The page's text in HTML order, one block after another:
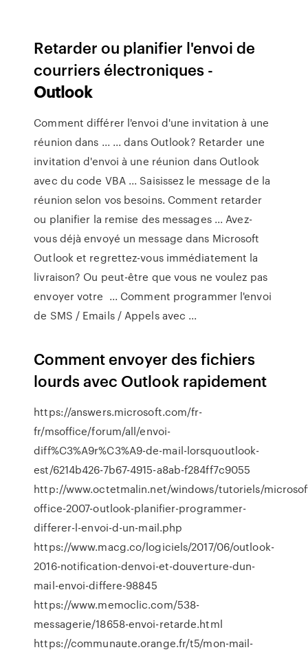
Retarder ou planifier l'envoi de
courriers électroniques -
Outlook
Comment différer l'envoi d'une invitation à une
réunion dans ... ... dans Outlook? Retarder une
invitation d'envoi à une réunion dans Outlook
avec du code VBA ... Saisissez le message de la
réunion selon vos besoins. Comment retarder
ou planifier la remise des messages ... Avez-
vous déjà envoyé un message dans Microsoft
Outlook et regrettez-vous immédiatement la
livraison? Ou peut-être que vous ne voulez pas
envoyer votre ... Comment programmer l'envoi
de SMS / Emails / Appels avec ...
Comment envoyer des fichiers
lourds avec Outlook rapidement
https://answers.microsoft.com/fr-
fr/msoffice/forum/all/envoi-
diff%C3%A9r%C3%A9-de-mail-lorsquoutlook-
est/6214b426-7b67-4915-a8ab-f284ff7c9055
http://www.octetmalin.net/windows/tutoriels/
office-2007-outlook-planifier-programmer-
differer-l-envoi-d-un-mail.php
https://www.macg.co/logiciels/2017/06/outlook-
2016-notification-denvoi-et-douverture-dun-
mail-envoi-differe-98845
https://www.memoclic.com/538-
messagerie/18658-envoi-retarde.html
https://communaute.orange.fr/t5/mon-mail-